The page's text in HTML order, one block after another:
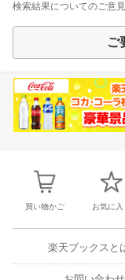
検索結果についてのご意
ご
買い物かご お気に入
楽天ブックスと